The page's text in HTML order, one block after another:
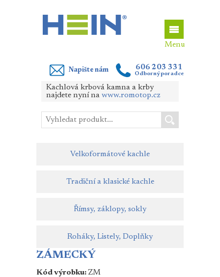
Napište nám 606 203 331
Odborný poradce
Kachlová krbová kamna a krby
najdete nyní na www.romotop.cz
Velkoformátové kachle
Tradiční a klasické kachle
Římsy, záklopy, sokly
Roháky, Listely, Doplňky
ZÁMECKÝ
Kód výrobku:ZM